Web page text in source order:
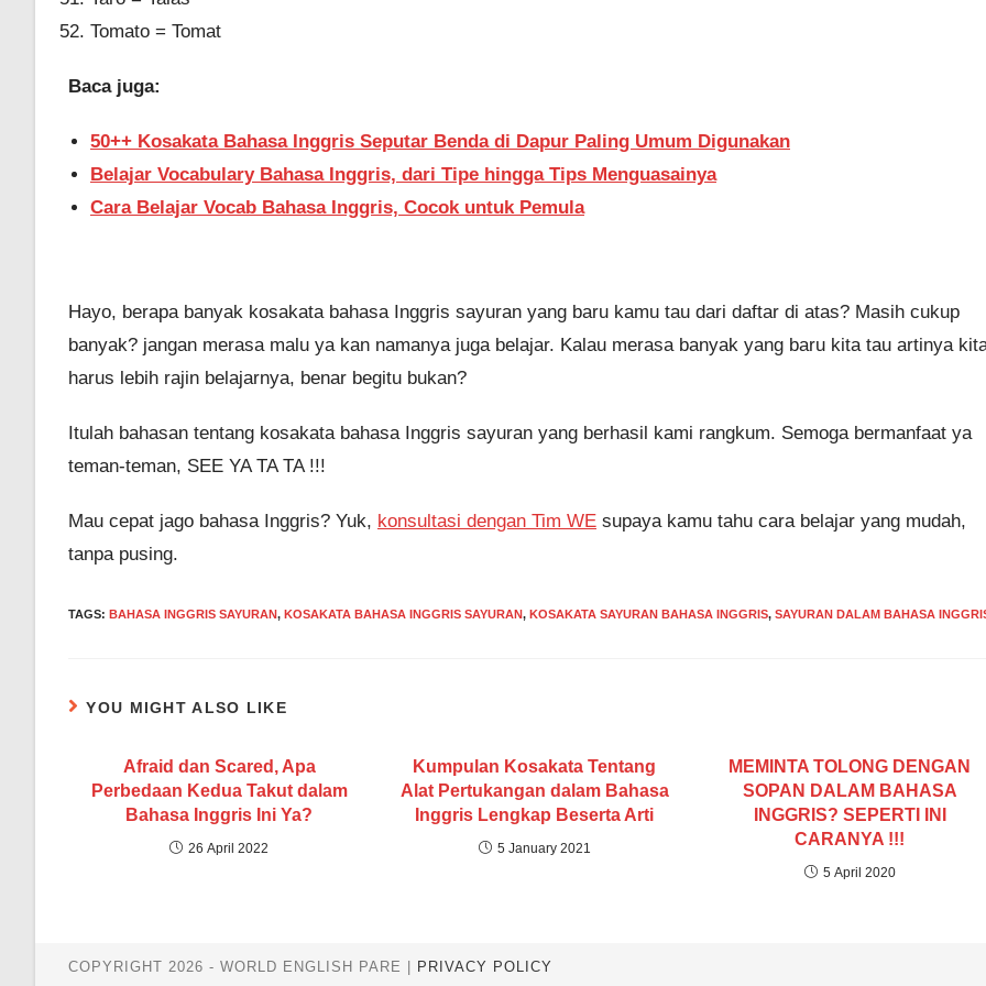
Tomato = Tomat
Baca juga:
50++ Kosakata Bahasa Inggris Seputar Benda di Dapur Paling Umum Digunakan
Belajar Vocabulary Bahasa Inggris, dari Tipe hingga Tips Menguasainya
Cara Belajar Vocab Bahasa Inggris, Cocok untuk Pemula
Hayo, berapa banyak kosakata bahasa Inggris sayuran yang baru kamu tau dari daftar di atas? Masih cukup
banyak? jangan merasa malu ya kan namanya juga belajar. Kalau merasa banyak yang baru kita tau artinya
harus lebih rajin belajarnya, benar begitu bukan?
Itulah bahasan tentang kosakata bahasa Inggris sayuran yang berhasil kami rangkum. Semoga bermanfaat ya
teman-teman, SEE YA TA TA !!!
Mau cepat jago bahasa Inggris? Yuk, konsultasi dengan Tim WE supaya kamu tahu cara belajar yang mudah,
tanpa pusing.
TAGS: BAHASA INGGRIS SAYURAN, KOSAKATA BAHASA INGGRIS SAYURAN, KOSAKATA SAYURAN BAHASA INGGRIS, SAYURAN DALAM BAHASA
YOU MIGHT ALSO LIKE
Afraid dan Scared, Apa
Perbedaan Kedua Takut dalam
Bahasa Inggris Ini Ya?
26 April 2022
Kumpulan Kosakata Tentang
Alat Pertukangan dalam Bahasa
Inggris Lengkap Beserta Arti
5 January 2021
MEMINTA TOLONG DENGAN
SOPAN DALAM BAHASA
INGGRIS? SEPERTI INI
CARANYA !!!
5 April 2020
COPYRIGHT 2026 - WORLD ENGLISH PARE | PRIVACY POLICY